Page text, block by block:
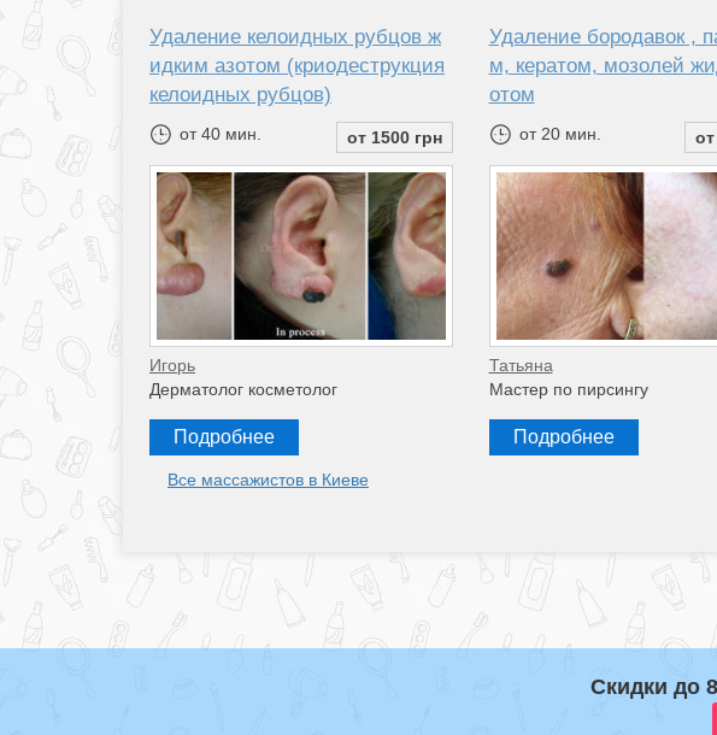
Удаление келоидных рубцов ж
идким азотом (криодеструкция
келоидных рубцов)
от 40 мин. от 1500 грн
Игорь
Дерматолог косметолог
Подробнее
Удаление бородавок ,
м, кератом, мозолей
отом
от 20 мин.
Татьяна
Мастер по пирсингу
Подробнее
Все массажистов в Киеве
Скидки до